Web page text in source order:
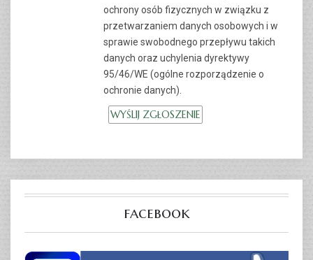
ochrony osób fizycznych w związku z
przetwarzaniem danych osobowych i w
sprawie swobodnego przepływu takich
danych oraz uchylenia dyrektywy
95/46/WE (ogólne rozporządzenie o
ochronie danych).
facebook